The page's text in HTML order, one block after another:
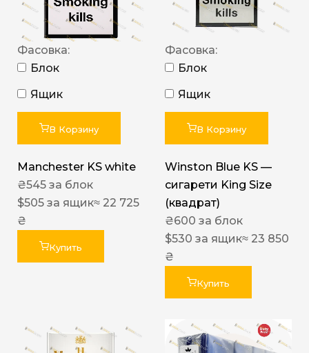
Фасовка:
Блок
Ящик
В Корзину
Manchester KS white
₴545 за блок
$505 за ящик≈ 22 725
₴
Купить
Фасовка:
Блок
Ящик
В Корзину
Winston Blue KS —
сигарети King Size
(квадрат)
₴600 за блок
$530 за ящик≈ 23 850
₴
Купить